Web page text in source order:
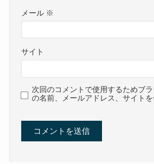
メール ※
サイト
次回のコメントで使用するためブ
の名前、メールアドレス、サイトを